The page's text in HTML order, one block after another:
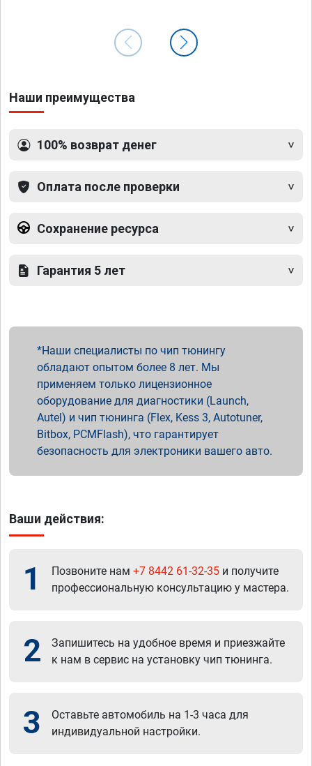
Наши преимущества
100% возврат денег
Оплата после проверки
Сохранение ресурса
Гарантия 5 лет
Наши специалисты по чип тюнингу
обладают опытом более 8 лет. Мы
применяем только лицензионное
оборудование для диагностики (Launch,
Autel) и чип тюнинга (Flex, Kess 3, Autotuner,
Bitbox, PCMFlash), что гарантирует
безопасность для электроники вашего авто.
Ваши действия:
1 Позвоните нам +7 8442 61-32-35 и получите
профессиональную консультацию у мастера.
2
Запишитесь на удобное время и приезжайте
к нам в сервис на установку чип тюнинга.
3
Оставьте автомобиль на 1-3 часа для
индивидуальной настройки.